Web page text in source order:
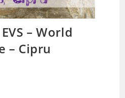
– World
– Cipru